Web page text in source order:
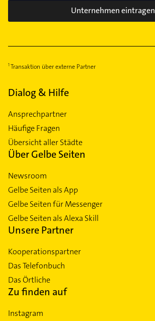
Unternehmen eintragen
Transaktion über externe Partner
Dialog & Hilfe
Ansprechpartner
Häufige Fragen
Übersicht aller Städte
Über Gelbe Seiten
Newsroom
Gelbe Seiten als App
Gelbe Seiten für Messenger
Gelbe Seiten als Alexa Skill
Unsere Partner
Kooperationspartner
Das Telefonbuch
Das Örtliche
Zu finden auf
Instagram